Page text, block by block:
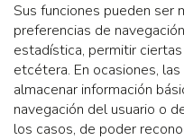
Sus funciones pueden ser
preferencias de
estadística, permitir
etcétera. En ocasiones,
almacenar información
navegación del usuario o
los casos, de poder